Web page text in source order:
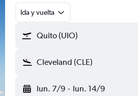
Ida y vuelta
Quito (UIO)
Cleveland (CLE)
lun. 7/9 - lun. 14/9